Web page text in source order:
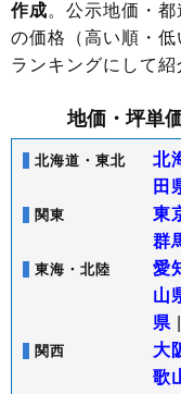
作成。公示地価・
の価格（高い順・
ランキングにして紹
地価・坪単
北海道・東北 北
田
関東 東
群
東海・北陸 愛
山
県
関西 大
歌